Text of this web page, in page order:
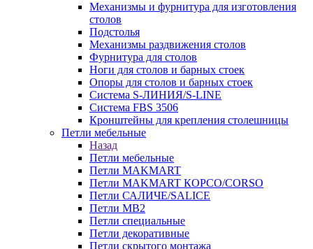
Механизмы и фурнитура для изготовления
столов
Подстолья
Механизмы раздвижения столов
Фурнитура для столов
Ноги для столов и барных стоек
Опоры для столов и барных стоек
Система S-ЛИНИЯ/S-LINE
Система FBS 3506
Кронштейны для крепления столешницы
Петли мебельные
Назад
Петли мебельные
Петли MAKMART
Петли MAKMART КОРСО/CORSO
Петли САЛИЧЕ/SALICE
Петли MB2
Петли специальные
Петли декоративные
Петли скрытого монтажа